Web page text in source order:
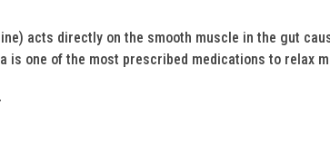
acts directly on the smooth muscle in the gut
one of the most prescribed medications to relax